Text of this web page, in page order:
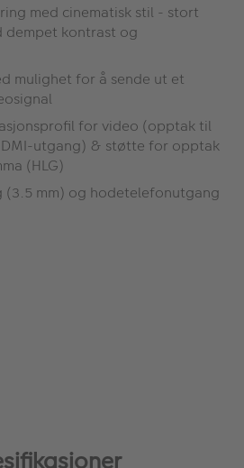
med cinematisk stil - stort
dempet kontrast og
mulighet for å sende ut et
for video (opptak til
utgang) & støtte for opptak
(HLG)
mm) og hodetelefonutgang